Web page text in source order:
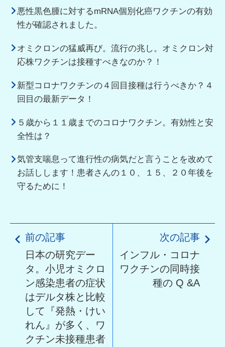
悪性黒色腫に対するmRNA個別化癌ワクチンの有効
性が確認されました。
オミクロンの猛威再び。流行の兆し。オミクロン対
応株ワクチンは接種すべきなのか？！
新型コロナワクチンの４回目接種は行うべきか？４
回目の最新データ！
５歳から１１歳までのコロナワクチン。有効性と安
全性は？
気管支喘息って進行性の病気だと言うことを改めて
お話しします！患者さんの１０、１５、２０年後を
守るために！
前の記事
日本の研究デー
タ。小児オミクロ
ン感染患者の症状
はデルタ株と比較
して『発熱・けい
れん』が多く、ワ
クチン未接種患者
次の記事
インフル・コロナ
ワクチンの同時接
種の Q &A